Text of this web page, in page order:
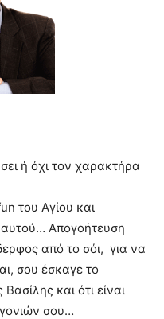
ή όχι τον χαρακτήρα
του Αγίου και
αυτού… Απογοήτευση
από το σόι, για να
σου έσκαγε το
και ότι είναι
σου…